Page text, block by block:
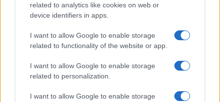
related to analytics like cookies on web or
device identifiers in apps.
I want to allow Google to enable storage
related to functionality of the website or app.
I want to allow Google to enable storage
related to personalization.
I want to allow Google to enable storage
Utilizziamo Mailchimp come piattaforma di
marketing. Iscrivendoti alla newsletter accetti che le
tue informazioni siano trasferite a Mailchimp per
Leggi qui l'informativa sulla privacy
di Mailchimp.
Potrai annullare l'iscrizione in qualsiasi momento